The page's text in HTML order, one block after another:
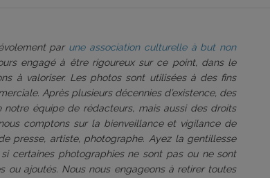
par une association culturelle à but non
engagé à être rigoureux sur ce point, dans le
à valoriser. Les photos sont utilisées à des fins
Après plusieurs décennies d’existence, des
équipe de rédacteurs, mais aussi des droits
comptons sur la bienveillance et vigilance de
presse, artiste, photographe. Ayez la gentillesse
certaines photographies ne sont pas ou ne sont
ajoutés. Nous nous engageons à retirer toutes